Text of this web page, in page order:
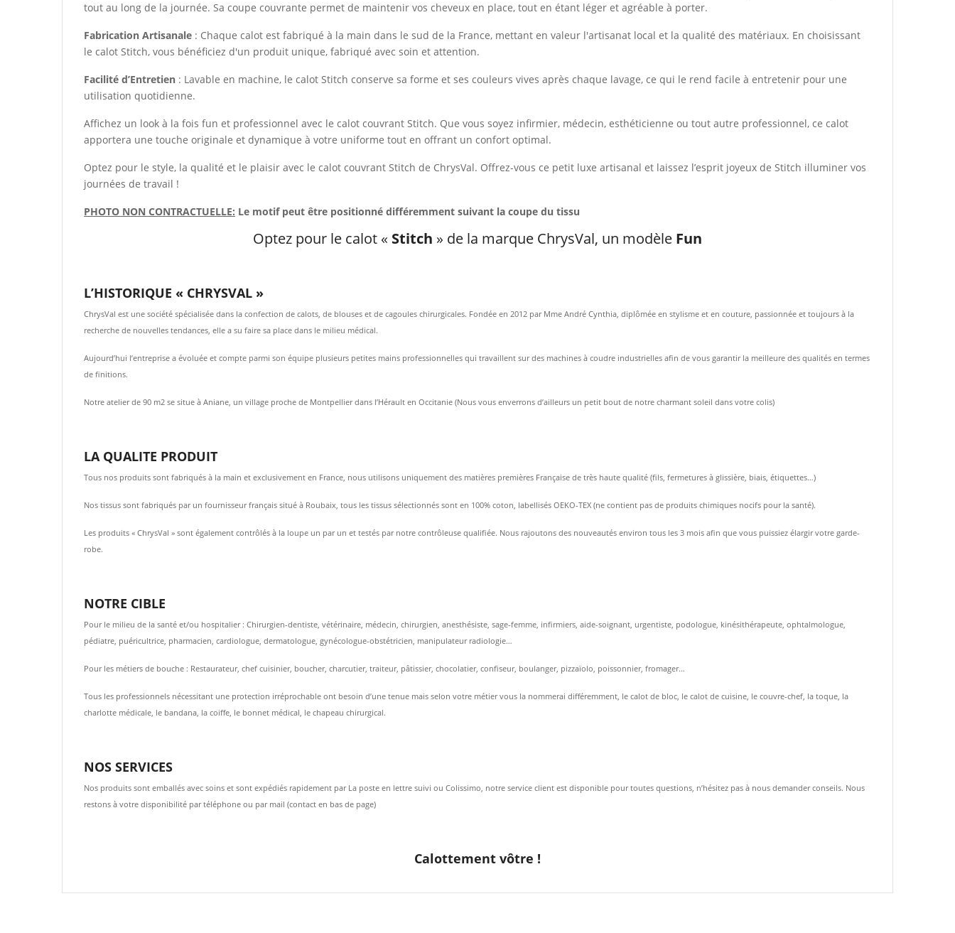
tout au long de la journée. Sa coupe couvrante permet de maintenir vos cheveux en place, tout en étant léger et agréable à porter.
Fabrication Artisanale : Chaque calot est fabriqué à la main dans le sud de la France, mettant en valeur l'artisanat local et la qualité des matériaux. En choisissant
le calot Stitch, vous bénéficiez d'un produit unique, fabriqué avec soin et attention.
Facilité d’Entretien : Lavable en machine, le calot Stitch conserve sa forme et ses couleurs vives après chaque lavage, ce qui le rend facile à entretenir pour une
utilisation quotidienne.
Affichez un look à la fois fun et professionnel avec le calot couvrant Stitch. Que vous soyez infirmier, médecin, esthéticienne ou tout autre professionnel, ce calot
apportera une touche originale et dynamique à votre uniforme tout en offrant un confort optimal.
Optez pour le style, la qualité et le plaisir avec le calot couvrant Stitch de ChrysVal. Offrez-vous ce petit luxe artisanal et laissez l’esprit joyeux de Stitch illuminer vos
journées de travail !
PHOTO NON CONTRACTUELLE: Le motif peut être positionné différemment suivant la coupe du tissu
Optez pour le calot « Stitch » de la marque ChrysVal, un modèle Fun
L’HISTORIQUE « CHRYSVAL »
ChrysVal est une société spécialisée dans la confection de calots, de blouses et de cagoules chirurgicales. Fondée en 2012 par Mme André Cynthia, diplômée en stylisme et en couture, passionnée et toujours à la
recherche de nouvelles tendances, elle a su faire sa place dans le milieu médical.
Aujourd’hui l’entreprise a évoluée et compte parmi son équipe plusieurs petites mains professionnelles qui travaillent sur des machines à coudre industrielles afin de vous garantir la meilleure des qualités en termes
de finitions.
Notre atelier de 90 m2 se situe à Aniane, un village proche de Montpellier dans l’Hérault en Occitanie (Nous vous enverrons d’ailleurs un petit bout de notre charmant soleil dans votre colis)
LA QUALITE PRODUIT
Tous nos produits sont fabriqués à la main et exclusivement en France, nous utilisons uniquement des matières premières Française de très haute qualité (fils, fermetures à glissière, biais, étiquettes…)
Nos tissus sont fabriqués par un fournisseur français situé à Roubaix, tous les tissus sélectionnés sont en 100% coton, labellisés OEKO-TEX (ne contient pas de produits chimiques nocifs pour la santé).
Les produits « ChrysVal » sont également contrôlés à la loupe un par un et testés par notre contrôleuse qualifiée. Nous rajoutons des nouveautés environ tous les 3 mois afin que vous puissiez élargir votre garde-
robe.
NOTRE CIBLE
Pour le milieu de la santé et/ou hospitalier : Chirurgien-dentiste, vétérinaire, médecin, chirurgien, anesthésiste, sage-femme, infirmiers, aide-soignant, urgentiste, podologue, kinésithérapeute, ophtalmologue,
pédiatre, puéricultrice, pharmacien, cardiologue, dermatologue, gynécologue-obstétricien, manipulateur radiologie…
Pour les métiers de bouche : Restaurateur, chef cuisinier, boucher, charcutier, traiteur, pâtissier, chocolatier, confiseur, boulanger, pizzaïolo, poissonnier, fromager…
Tous les professionnels nécessitant une protection irréprochable ont besoin d’une tenue mais selon votre métier vous la nommerai différemment, le calot de bloc, le calot de cuisine, le couvre-chef, la toque, la
charlotte médicale, le bandana, la coiffe, le bonnet médical, le chapeau chirurgical.
NOS SERVICES
Nos produits sont emballés avec soins et sont expédiés rapidement par La poste en lettre suivi ou Colissimo, notre service client est disponible pour toutes questions, n’hésitez pas à nous demander conseils. Nous
restons à votre disponibilité par téléphone ou par mail (contact en bas de page)
Calottement vôtre !